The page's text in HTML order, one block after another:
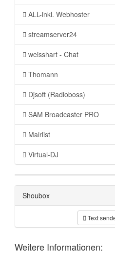
ALL-inkl. Webhoster
streamserver24
weisshart - Chat
Thomann
Djsoft (Radioboss)
SAM Broadcaster PRO
Mairlist
Virtual-DJ
Shoubox
Text
Weitere Informationen: